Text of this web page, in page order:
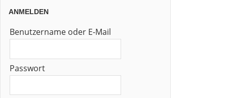
ANMELDEN
Benutzername oder E-Mail
Passwort